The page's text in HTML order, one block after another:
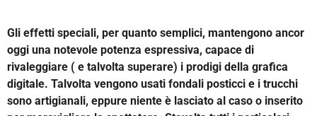
Gli effetti speciali, per quanto semplici, mantengono ancor
oggi una notevole potenza espressiva, capace di
rivaleggiare ( e talvolta superare) i prodigi della grafica
digitale. Talvolta vengono usati fondali posticci e i trucchi
sono artigianali, eppure niente è lasciato al caso o inserito